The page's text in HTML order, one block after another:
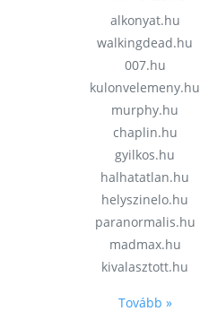
alkonyat.hu
walkingdead.hu
007.hu
kulonvelemeny.hu
murphy.hu
chaplin.hu
gyilkos.hu
halhatatlan.hu
helyszinelo.hu
paranormalis.hu
madmax.hu
kivalasztott.hu
Tovább »